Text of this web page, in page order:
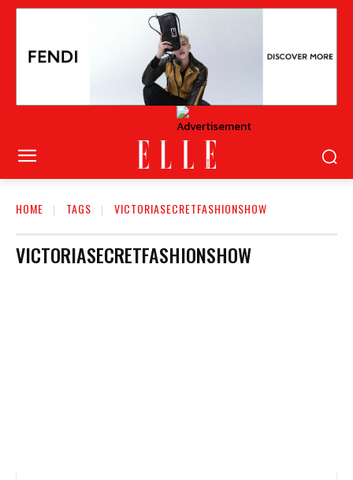
HOME TAGS VICTORIASECRETFASHIONSHOW
VICTORIASECRETFASHIONSHOW